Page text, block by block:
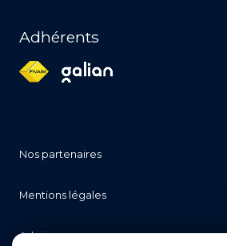
Adhérents
nos partenaires
mentions légales
admin